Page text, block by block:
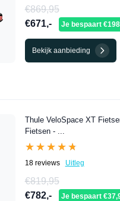
€869,95
€671,-
Je bespaart
Bekijk aanbieding
Thule VeloSpace XT
Fietsen - ...
★★★★★
★★★★★
18 reviews Uitleg
€819,95
€782,-
Je bespaart